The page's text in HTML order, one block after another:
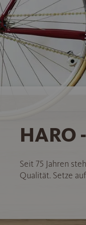
HARO
Seit 75 Jahren
Qualität. Setze